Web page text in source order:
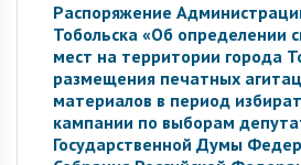
Распоряжение
Тобольска «Об определении
мест на территории города
размещения печатных
материалов в период
кампании по выборам
Государственной Думы